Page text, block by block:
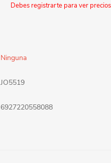
Debes registrarte para ver precios
Ninguna
JO5519
6927220558088